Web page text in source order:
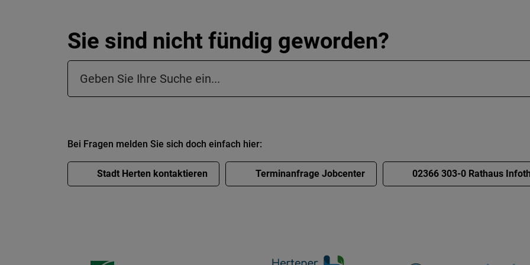
Sie sind nicht fündig geworden?
Suchfeld in der Fußzeile
Bei Fragen melden Sie sich doch einfach hier:
Stadt Herten kontaktieren Terminanfrage Jobcenter 02366 303-0 Rathaus